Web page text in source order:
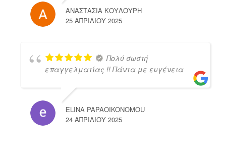
ΑΝΑΣΤΑΣΙΑ ΚΟΥΛΟΥΡΗ
25 ΑΠΡΙΛΊΟΥ 2025
Πολύ σωστή
επαγγελματίας !! Πάντα με ευγένεια
ELINA PAPAOIKONOMOU
24 ΑΠΡΙΛΊΟΥ 2025